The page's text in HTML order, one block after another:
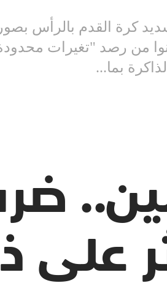
كرة القدم بالرأس
تمكنوا من رصد "تغيرات
على